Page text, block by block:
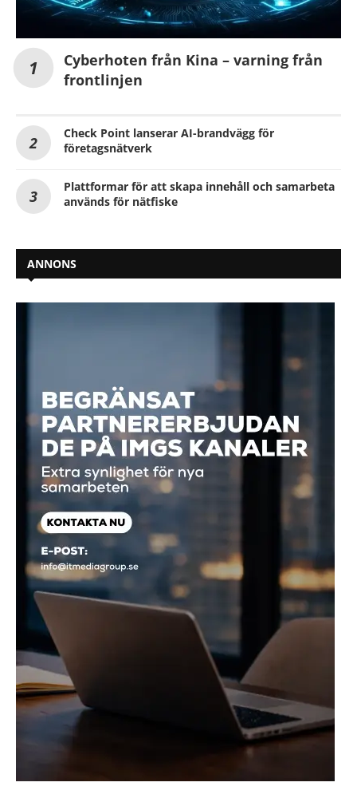
Cyberhoten från Kina – varning från
frontlinjen
Check Point lanserar AI-brandvägg för
företagsnätverk
Plattformar för att skapa innehåll och samarbeta
används för nätfiske
ANNONS